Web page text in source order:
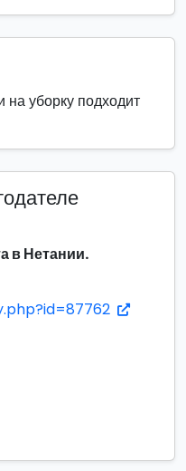
на уборку подходит
в Нетании.